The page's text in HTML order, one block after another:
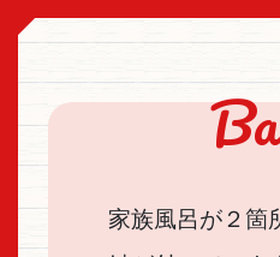
家族風呂が２箇